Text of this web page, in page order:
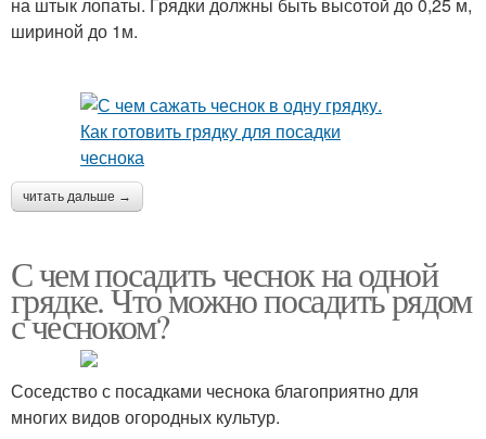
шириной до 1м.
читать дальше →
С чем посадить чеснок на одной
грядке. Что можно посадить рядом
с чесноком?
Соседство с посадками чеснока благоприятно для
многих видов огородных культур.